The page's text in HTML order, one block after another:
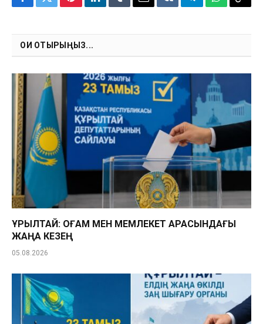
Facebook
TwitterPinterestLinkedInTumblrEmailVKontakte
TelegramWhatsApp
Copy
ОҚИ ОТЫРЫҢЫЗ...
ҚҰРЫЛТАЙ: ҚОҒАМ МЕН МЕМЛЕКЕТ АРАСЫНДАҒЫ
ЖАҢА КЕЗЕҢ
05.08.2026